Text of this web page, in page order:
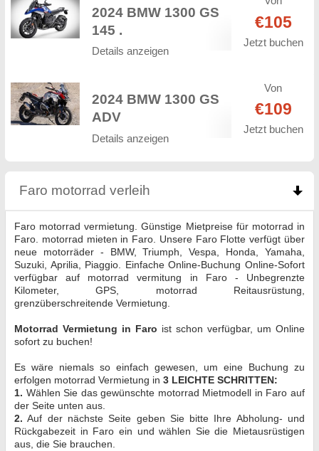
2024 BMW 1300 GS
145 .
Details anzeigen
€105
Jetzt buchen
2024 BMW 1300 GS
ADV
Details anzeigen
Von
€109
Jetzt buchen
Faro motorrad verleih click to collapse contents
Faro motorrad vermietung. Günstige Mietpreise für motorrad in
Faro. motorrad mieten in Faro. Unsere Faro Flotte verfügt über
neue motorräder - BMW, Triumph, Vespa, Honda, Yamaha,
Suzuki, Aprilia, Piaggio. Einfache Online-Buchung Online-Sofort
verfügbar auf motorrad vermitung in Faro - Unbegrenzte
Kilometer, GPS, motorrad Reitausrüstung,
grenzüberschreitende Vermietung.
Motorrad Vermietung in Faro ist schon verfügbar, um Online
sofort zu buchen!
Es wäre niemals so einfach gewesen, um eine Buchung zu
erfolgen motorrad Vermietung in3 LEICHTE SCHRITTEN:
1. Wählen Sie das gewünschte motorrad Mietmodell in Faro auf
der Seite unten aus.
2. Auf der nächste Seite geben Sie bitte Ihre Abholung- und
Rückgabezeit in Faro ein und wählen Sie die Mietausrüstigen
aus, die Sie brauchen.